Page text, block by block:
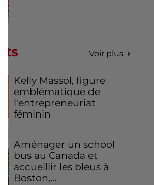
Voir plus
Kelly Massol, figure
emblématique de
l'entrepreneuriat
féminin
Aménager un school
bus au Canada et
accueillir les bleus à
Boston,...